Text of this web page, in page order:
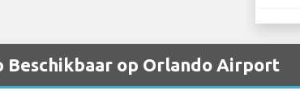
op Orlando Airport